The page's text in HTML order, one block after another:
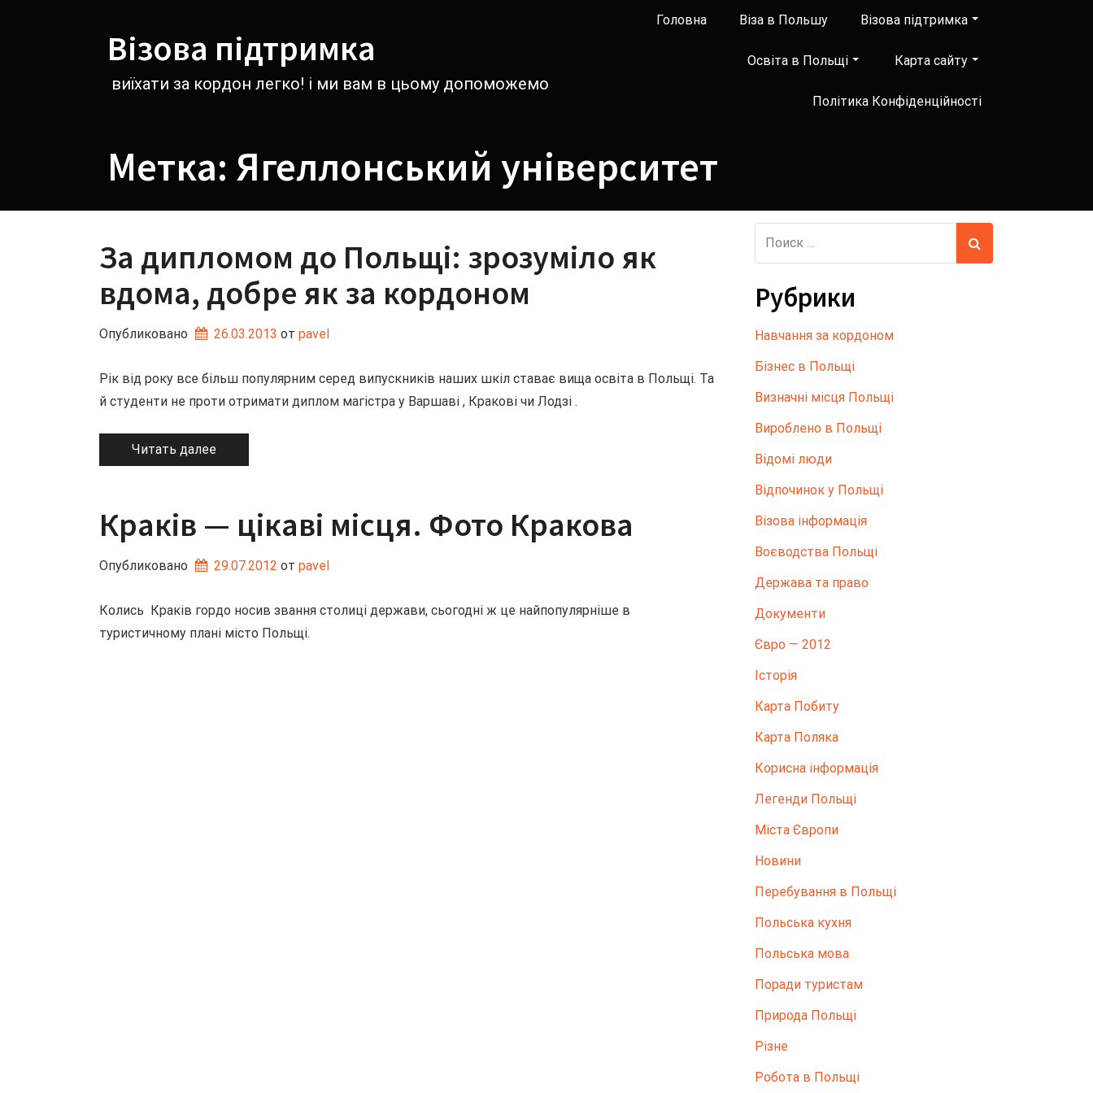
Візова підтримка
виїхати за кордон легко! і ми вам в цьому допоможемо
Головна Віза в Польшу Візова підтримка
Освіта в Польщі Карта сайту
Політика Конфіденційності
Метка: Ягеллонський університет
За дипломом до Польщі: зрозуміло як
вдома, добре як за кордоном
Опубликовано 26.03.2013 от pavel
Рік від року все більш популярним серед випускників наших шкіл ставає вища освіта в Польщі. Та
й студенти не проти отримати диплом магістра у Варшаві , Кракові чи Лодзі .
Читать далее
Краків — цікаві місця. Фото Кракова
Опубликовано 29.07.2012 от pavel
Колись Краків гордо носив звання столиці держави, сьогодні ж це найпопулярніше в
туристичному плані місто Польщі.
Рубрики
Hавчання за кордоном
Бізнес в Польщі
Визначні місця Польщі
Вироблено в Польщі
Відомі люди
Відпочинок у Польщі
Візова інформація
Воєводства Польщі
Держава та право
Документи
Євро — 2012
Історія
Карта Побиту
Карта Поляка
Корисна інформація
Легенди Польщі
Міста Європи
Новини
Перебування в Польщі
Польська кухня
Польська мова
Поради туристам
Природа Польщі
Різне
Робота в Польщі